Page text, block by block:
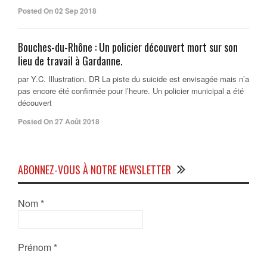
Posted On 02 Sep 2018
Bouches-du-Rhône : Un policier découvert mort sur son
lieu de travail à Gardanne.
par Y.C. Illustration. DR La piste du suicide est envisagée mais n’a
pas encore été confirmée pour l’heure. Un policier municipal a été
découvert
Posted On 27 Août 2018
ABONNEZ-VOUS À NOTRE NEWSLETTER
Nom *
Prénom *